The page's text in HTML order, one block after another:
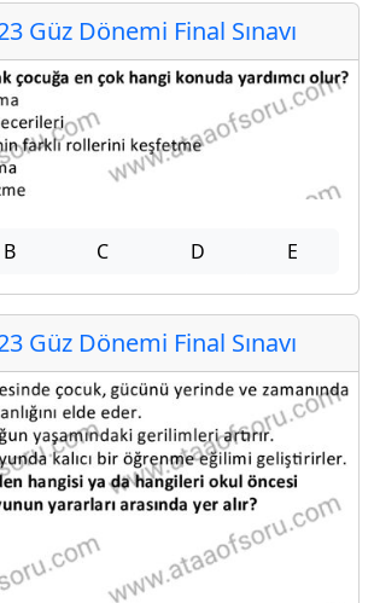
Güz Dönemi Final Sınavı
B C D E
Güz Dönemi Final Sınavı